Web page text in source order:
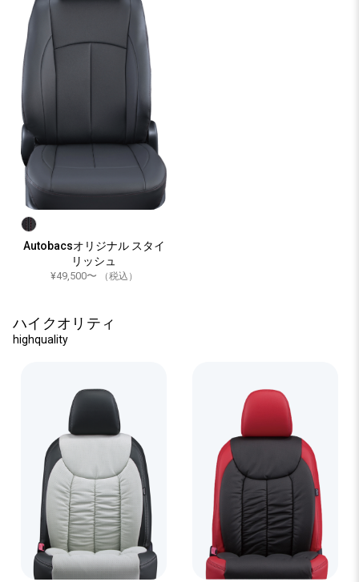
Autobacsオリジナル スタイ
リッシュ
¥49,500〜 （税込）
ハイクオリティ
highquality